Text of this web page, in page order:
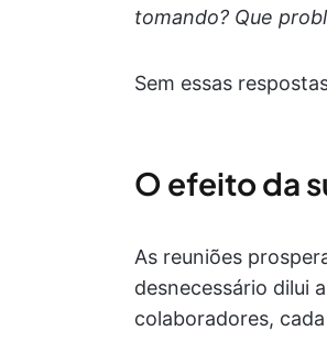
tomando? Que
Sem essas
O efeito da
As reuniões
desnecessário dilui
colaboradores,